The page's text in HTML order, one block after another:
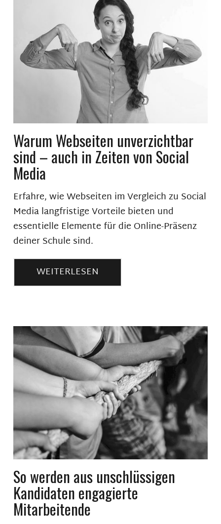
Warum Webseiten unverzichtbar
sind – auch in Zeiten von Social
Media
Erfahre, wie Webseiten im Vergleich zu Social
Media langfristige Vorteile bieten und
essentielle Elemente für die Online-Präsenz
deiner Schule sind.
WEITERLESEN
So werden aus unschlüssigen
Kandidaten engagierte
Mitarbeitende